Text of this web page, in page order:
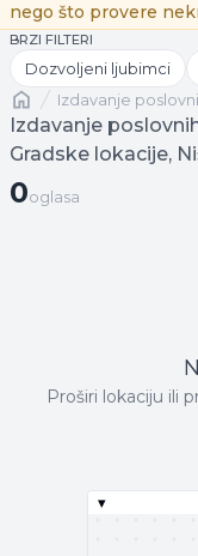
nego što provere
BRZI FILTERI
Dozvoljeni ljubimci
Naslovnaizdavanje
Izdavanje
Gradske lokacije,
0 oglasa
0oglasa
Proširi lokaciju ili
▾